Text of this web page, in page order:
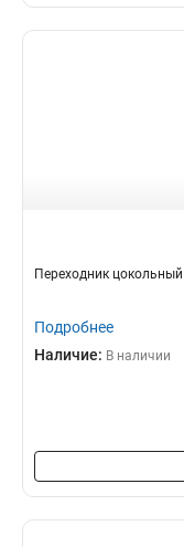
Переходник
Подробнее
Наличие: В наличии